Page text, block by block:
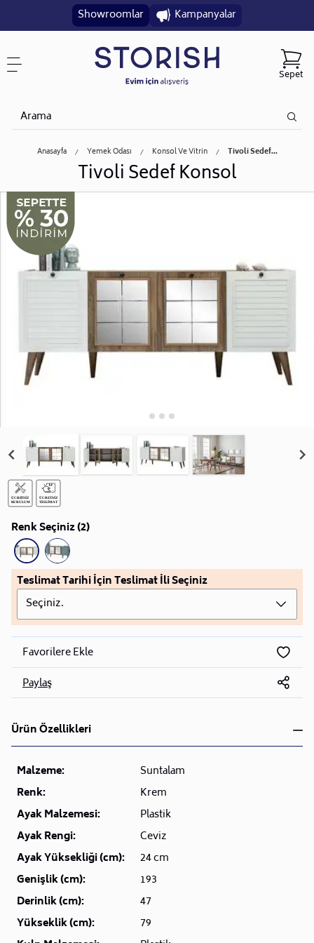
Showroomlar Kampanyalar
Sepet
Anasayfa Yemek Odası Konsol Ve Vitrin Tivoli Sedef...
Tivoli Sedef Konsol
Renk Seçiniz (2)
Teslimat Tarihi İçin Teslimat İli Seçiniz
Seçiniz.
Favorilere Ekle
Paylaş
Ürün Özellikleri
Malzeme:
Suntalam
Renk:
Krem
Ayak Malzemesi:
Plastik
Ayak Rengi:
Ceviz
Ayak Yüksekliği (cm):
24 cm
Genişlik (cm):
193
Derinlik (cm):
47
Yükseklik (cm):
79